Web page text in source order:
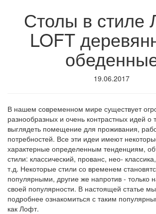
Столы в стиле
LOFT
19.06.2017
В нашем современном мире существует
разнообразных и очень контрастных идей о
выглядеть помещение для проживания,
потребностей. Все эти идеи имеют
характерные определенным тенденциям,
стили: классический, прованс, нео-
т.д. Некоторые стили со временем
популярными, другие же напротив - только
своей популярности. В настоящей статье
подробнее ознакомиться с таким
как Лофт.